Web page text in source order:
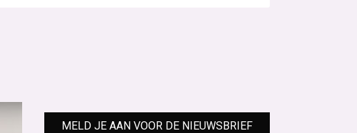
MELD JE AAN VOOR DE NIEUWSBRIEF